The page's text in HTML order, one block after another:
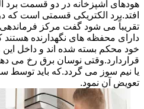
هودهای آشپزخانه در دو قسمت برد
افتد.برد الکتریکی قسمتی است که
تقریباً می شود گفت مرکز
دارای محفظه های نگهدارنده هستند
خود محکم بسته شده اند و داخل
قراردارد.وقتی نوسان برق رخ می
یا نیم سوز می گردد.که باید توسط
تعویض آن نمود.